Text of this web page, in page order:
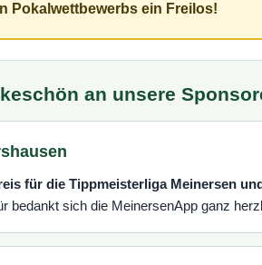
Pokalwettbewerbs ein Freilos!
an unsere
für die Tippmeisterliga Meinersen
bedankt sich die MeinersenApp ganz